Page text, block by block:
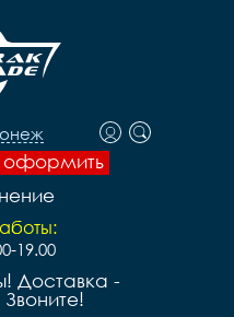
оформить
19.00
Доставка -